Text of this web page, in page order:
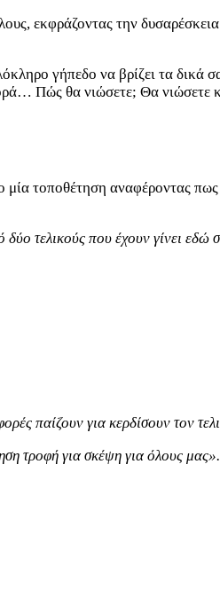
εκφράζοντας την
γήπεδο να βρίζει τα δικά
Πώς θα νιώσετε; Θα νιώσετε
τοποθέτηση αναφέροντας
τελικούς που έχουν γίνει εδώ
παίζουν για κερδίσουν τον
τροφή για σκέψη για όλους μας».